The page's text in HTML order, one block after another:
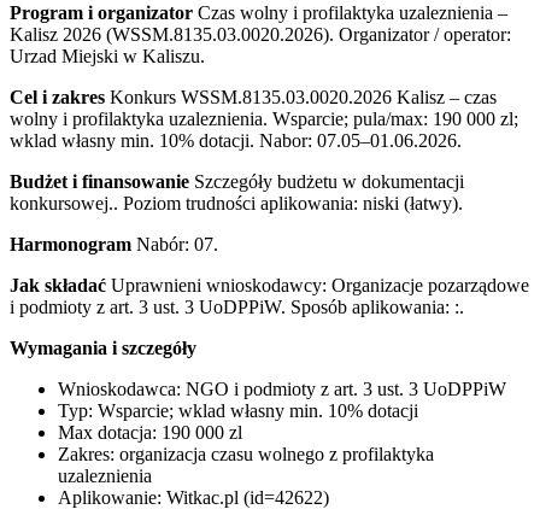
Program i organizator Czas wolny i profilaktyka uzaleznienia –
Kalisz 2026 (WSSM.8135.03.0020.2026). Organizator / operator:
Urzad Miejski w Kaliszu.
Cel i zakres Konkurs WSSM.8135.03.0020.2026 Kalisz – czas
wolny i profilaktyka uzaleznienia. Wsparcie; pula/max: 190 000 zl;
wklad własny min. 10% dotacji. Nabor: 07.05–01.06.2026.
Budżet i finansowanie Szczegóły budżetu w dokumentacji
konkursowej.. Poziom trudności aplikowania: niski (łatwy).
Harmonogram Nabór: 07.
Jak składać Uprawnieni wnioskodawcy: Organizacje pozarządowe
i podmioty z art. 3 ust. 3 UoDPPiW. Sposób aplikowania: :.
Wymagania i szczegóły
Wnioskodawca: NGO i podmioty z art. 3 ust. 3 UoDPPiW
Typ: Wsparcie; wklad własny min. 10% dotacji
Max dotacja: 190 000 zl
Zakres: organizacja czasu wolnego z profilaktyka
uzaleznienia
Aplikowanie: Witkac.pl (id=42622)